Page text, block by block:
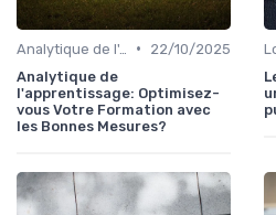
•
22/10/2025
Analytique de
l'apprentissage: Optimisez-
vous Votre Formation avec
les Bonnes Mesures?